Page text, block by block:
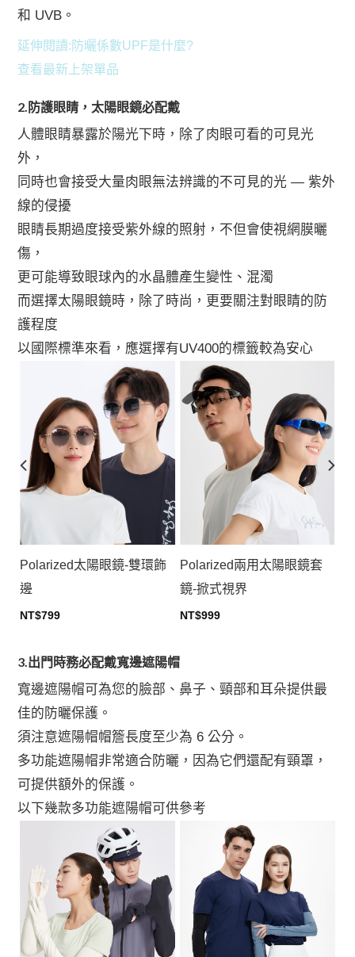
和 UVB。
延伸閱讀:防曬係數UPF是什麼?
查看最新上架單品
2.防護眼睛，太陽眼鏡必配戴
人體眼睛暴露於陽光下時，除了肉眼可看的可見光
外，
同時也會接受大量肉眼無法辨識的不可見的光 — 紫外
線的侵擾
眼睛長期過度接受紫外線的照射，不但會使視網膜曬
傷，
更可能導致眼球內的水晶體產生變性、混濁
而選擇太陽眼鏡時，除了時尚，更要關注對眼睛的防
護程度
以國際標準來看，應選擇有UV400的標籤較為安心
Polarized太陽眼鏡-雙環飾
邊
NT$799
has
variants.
The
options
may
be
chosen
the
Polarized兩用太陽眼鏡套
鏡-掀式視界
NT$999
has
variants.
options
may
be
the
3.出門時務必配戴寬邊遮陽帽
寬邊遮陽帽可為您的臉部、鼻子、頸部和耳朵提供最
佳的防曬保護。
須注意遮陽帽帽簷長度至少為 6 公分。
多功能遮陽帽非常適合防曬，因為它們還配有頸罩，
可提供額外的保護。
以下幾款多功能遮陽帽可供參考